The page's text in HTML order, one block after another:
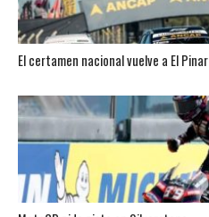
El certamen nacional vuelve a El Pinar